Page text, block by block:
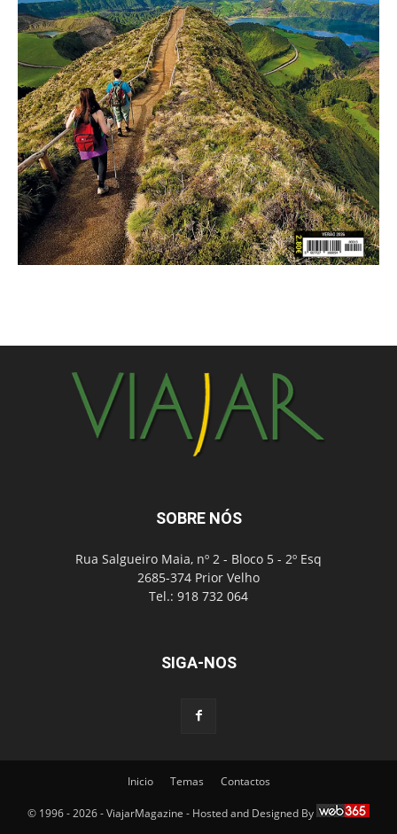
SOBRE NÓS
Rua Salgueiro Maia, nº 2 - Bloco 5 - 2º Esq
2685-374 Prior Velho
Tel.: 918 732 064
SIGA-NOS
Inicio Temas Contactos
© 1996 - 2026 - ViajarMagazine - Hosted and Designed By